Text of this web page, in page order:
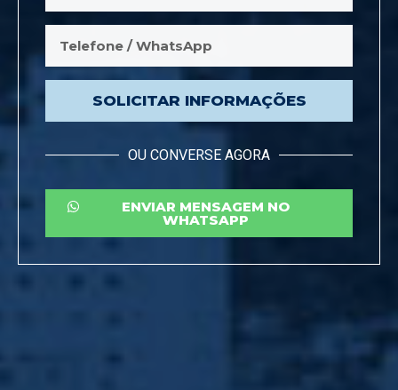
SOLICITAR INFORMAÇÕES
OU CONVERSE AGORA
ENVIAR MENSAGEM NO
WHATSAPP